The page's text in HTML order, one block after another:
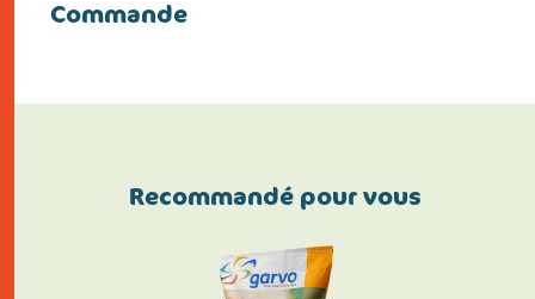
Commande
Recommandé pour vous